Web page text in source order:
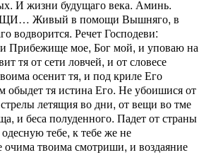
И жизни будущаго века. Аминь.
Живый в помощи Вышняго, в
водворится. Речет Господеви:
Прибежище мое, Бог мой, и уповаю на
тя от сети ловчей, и от словесе
осенит тя, и под криле Его
обыдет тя истина Его. Не убоишися от
летящия во дни, от вещи во тме
и беса полуденного. Падет от страны
тебе, к тебе же не
очима твоима смотриши, и воздаяние